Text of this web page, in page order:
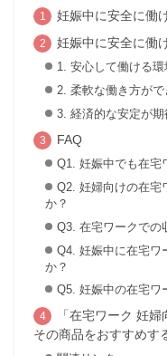
妊娠中に安全に働
妊娠中に安全に働
1. 安心して働ける
2. 柔軟な働き方がで
3. 経済的な安定が期
FAQ
Q1. 妊娠中でも在宅
Q2. 妊婦向けの在宅
か？
Q3. 在宅ワークでの
Q4. 妊娠中に在宅ワ
か？
Q5. 妊娠中の在宅ワ
「在宅ワーク 妊
その商品をおすすめす